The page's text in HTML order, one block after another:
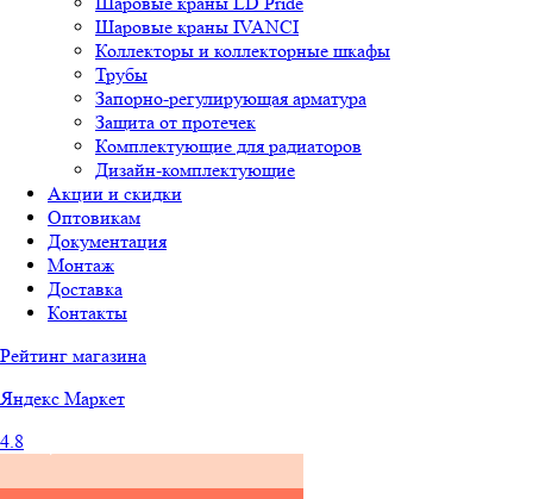
Шаровые краны IVANCI
Коллекторы и коллекторные шкафы
Трубы
Запорно-регулирующая арматура
Защита от протечек
Комплектующие для радиаторов
Дизайн-комплектующие
Акции и скидки
Оптовикам
Документация
Монтаж
Доставка
Контакты
Рейтинг магазина
Яндекс Маркет
4.8